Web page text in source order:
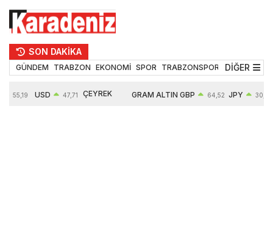
SON DAKİKA
GÜNDEM TRABZON EKONOMİ SPOR TRABZONSPOR TEKNOLOJİ
DİĞER
55,19 USD 47,71 ÇEYREK GRAM ALTIN GBP 64,52 JPY 30,31